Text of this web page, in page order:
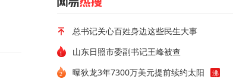
总书记关心百姓身边这些民生大事
山东日照市委副书记王峰被查
曝狄龙3年7300万美元提前续约太阳 沸